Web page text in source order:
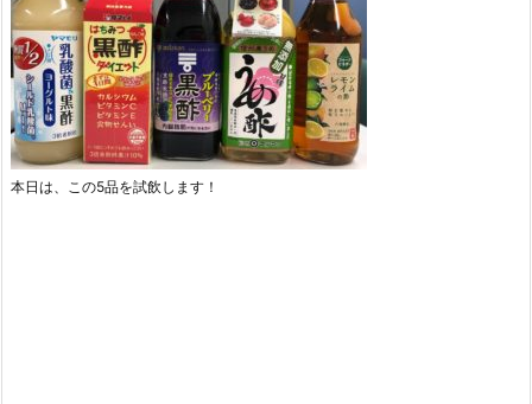
本日は、この5品を試飲します！